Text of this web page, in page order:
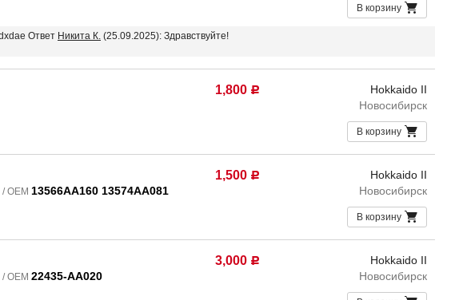
В корзину
Ответ Никита К. (25.09.2025): Здравствуйте!
1,800 Р
Hokkaido II
Новосибирск
В корзину
OEM 13566AA160 13574AA081
1,500 Р
Hokkaido II
Новосибирск
В корзину
OEM 22435-AA020
3,000 Р
Hokkaido II
Новосибирск